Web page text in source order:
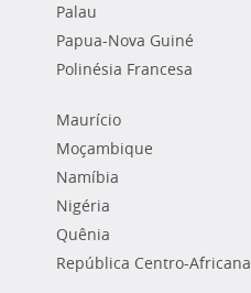
Palau
Papua-Nova Guiné
Polinésia Francesa
Maurício
Moçambique
Namíbia
Nigéria
Quênia
República Centro-Africana